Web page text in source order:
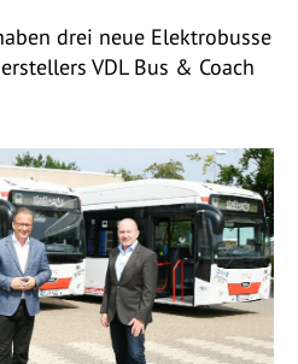
drei neue Elektrobusse
VDL Bus & Coach